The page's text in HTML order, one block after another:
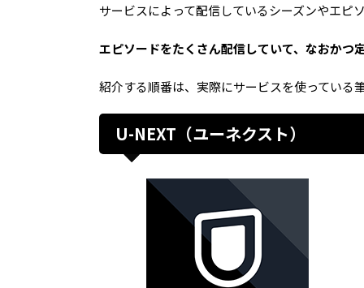
サービスによって配信しているシーズンやエピ
エピソードをたくさん配信していて、なおかつ
紹介する順番は、実際にサービスを使っている
U-NEXT（ユーネクスト）